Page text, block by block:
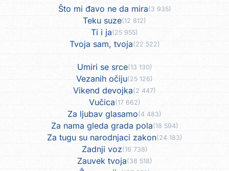
Što mi đavo ne da mira(3 935)
Teku suze(12 812)
Ti i ja(25 955)
Tvoja sam, tvoja(22 522)
Umiri se srce(13 130)
Vezanih očiju(25 126)
Vikend devojka(2 447)
Vučica(17 662)
Za ljubav glasamo(4 483)
Za nama gleda grada pola(18 594)
Za tugu su narodnjaci zakon(24 183)
Zadnji voz(16 738)
Zauvek tvoja(38 518)